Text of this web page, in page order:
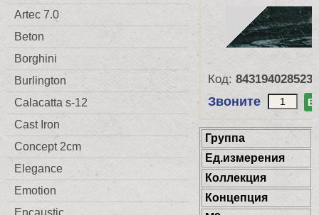
Artec 7.0
Beton
Borghini
Burlington
Calacatta s-12
Cast Iron
Concept 2cm
Elegance
Emotion
Код: 8431940285233
Звоните В
Группа
Ед.измерения
Коллекция
Концепция